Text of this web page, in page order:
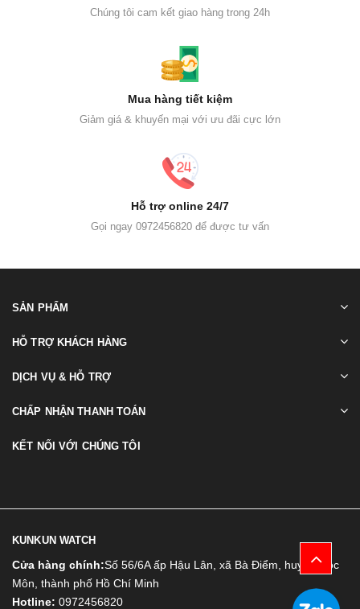
Chúng tôi cam kết giao hàng trong 24h
Mua hàng tiết kiệm
Giảm giá & khuyến mại với ưu đãi cực lớn
Hỗ trợ online 24/7
Gọi ngay 0972456820 để được tư vấn
SẢN PHẨM
HỖ TRỢ KHÁCH HÀNG
DỊCH VỤ & HỖ TRỢ
CHẤP NHẬN THANH TOÁN
KẾT NỐI VỚI CHÚNG TÔI
KUNKUN WATCH
Cửa hàng chính:Số 56/6A ấp Hậu Lân, xã Bà Điểm, huyện Hóc
Môn, thành phố Hồ Chí Minh
Hotline: 0972456820